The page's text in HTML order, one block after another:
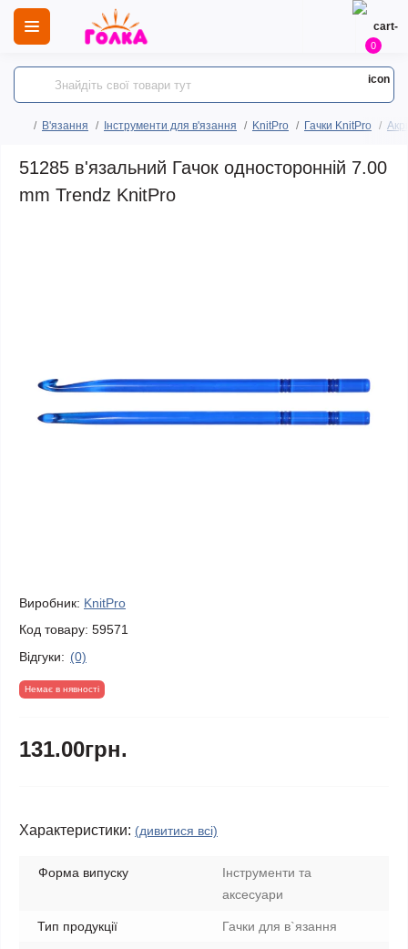
0
В'язання Інструменти для в'язання KnitPro Гачки KnitPro
51285 в'язальний Гачок односторонній 7.00
mm Trendz KnitPro
Виробник: KnitPro
Код товару: 59571
Відгуки: (0)
Немає в нявності
131.00грн.
Характеристики: (дивитися всі)
Форма випуску
Інструменти та
аксесуари
Тип продукції Гачки для в`язання